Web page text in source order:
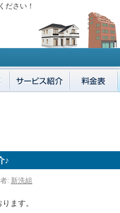
ださい！
♪
: 新洗組
ます。